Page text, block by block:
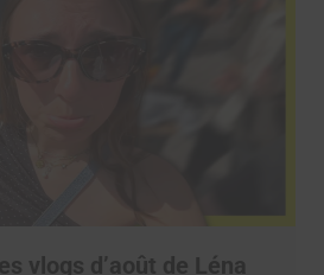
vlogs d’août de Léna